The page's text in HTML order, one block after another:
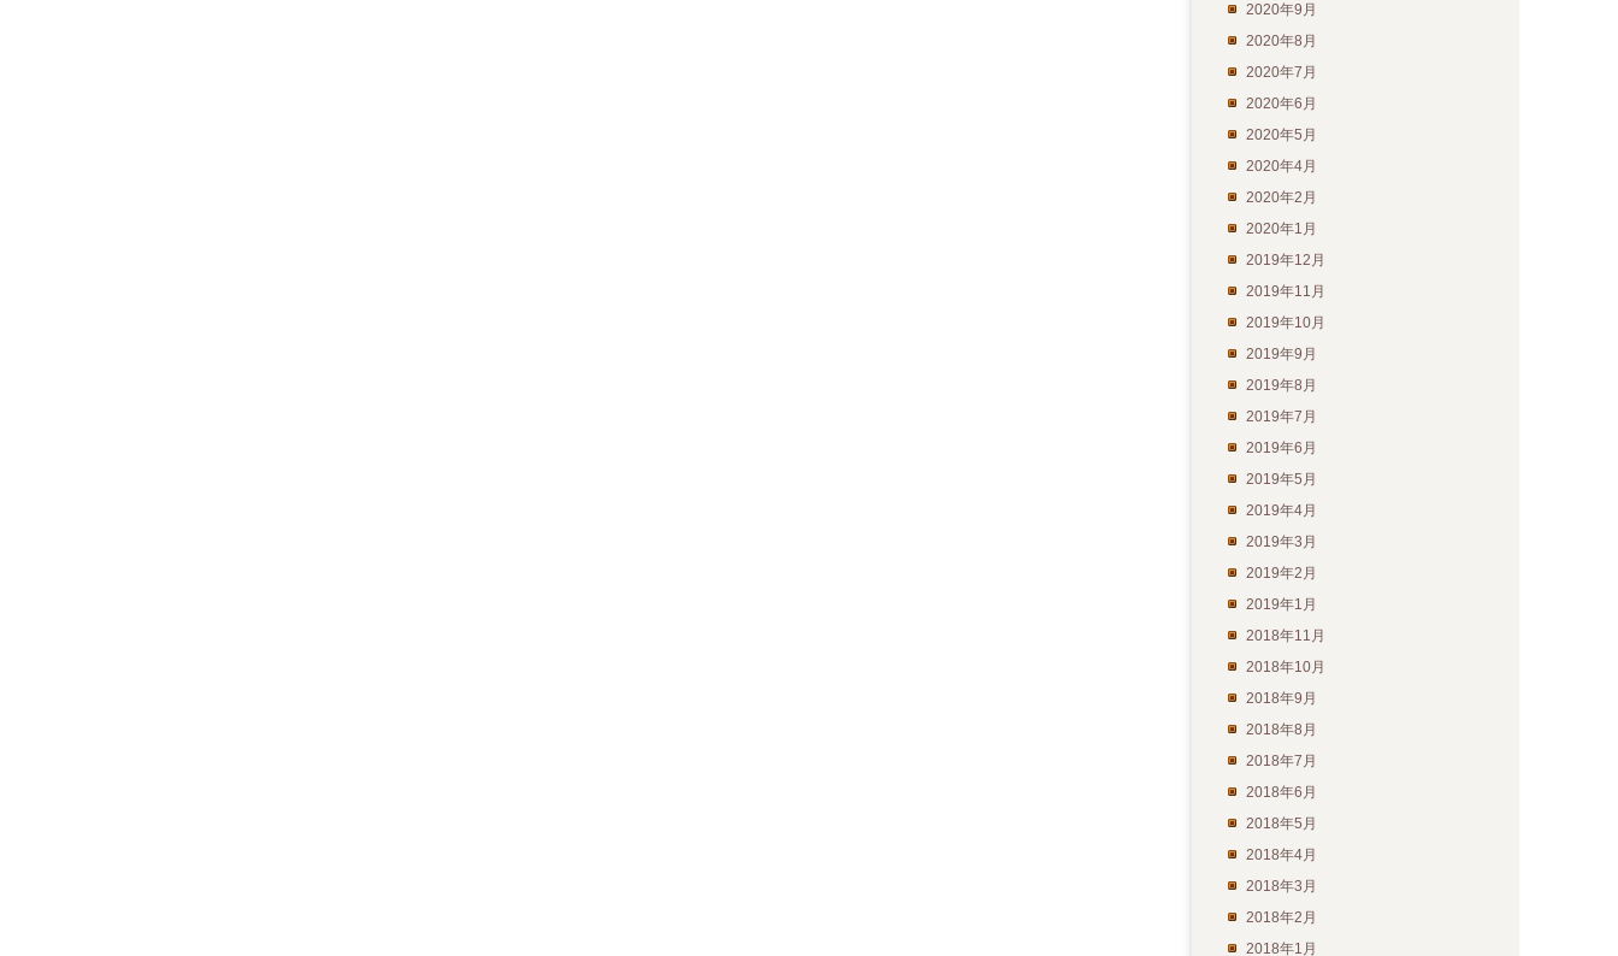
2020年9月
2020年8月
2020年7月
2020年6月
2020年5月
2020年4月
2020年2月
2020年1月
2019年12月
2019年11月
2019年10月
2019年9月
2019年8月
2019年7月
2019年6月
2019年5月
2019年4月
2019年3月
2019年2月
2019年1月
2018年11月
2018年10月
2018年9月
2018年8月
2018年7月
2018年6月
2018年5月
2018年4月
2018年3月
2018年2月
2018年1月